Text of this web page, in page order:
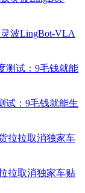
波LingBot-VLA
试：9毛钱就能生
拉取消独家车贴